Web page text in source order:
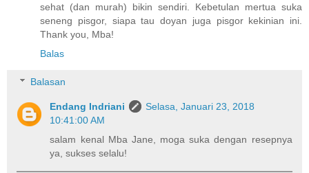
sehat (dan murah) bikin sendiri. Kebetulan mertua suka
seneng pisgor, siapa tau doyan juga pisgor kekinian ini.
Thank you, Mba!
Balas
Balasan
Endang Indriani
Selasa, Januari 23, 2018
10:41:00 AM
salam kenal Mba Jane, moga suka dengan resepnya
ya, sukses selalu!